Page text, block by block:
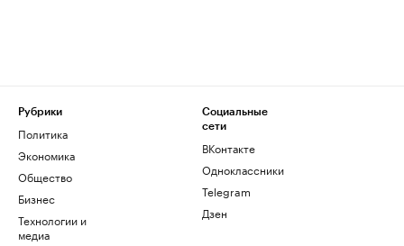
Рубрики
Политика
Экономика
Общество
Бизнес
Технологии и
медиа
Социальные
сети
ВКонтакте
Одноклассники
Telegram
Дзен